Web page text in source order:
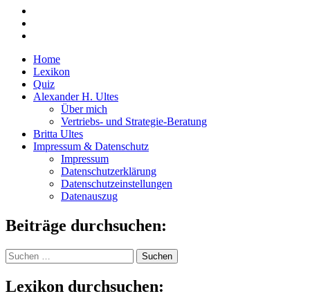
Home
Lexikon
Quiz
Alexander H. Ultes
Über mich
Vertriebs- und Strategie-Beratung
Britta Ultes
Impressum & Datenschutz
Impressum
Datenschutzerklärung
Datenschutzeinstellungen
Datenauszug
Beiträge durchsuchen:
Suchen
nach:
Lexikon durchsuchen: